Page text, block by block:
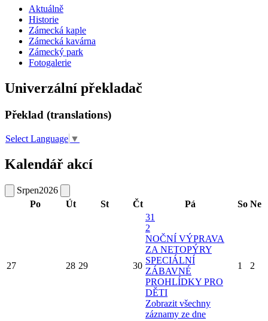
Aktuálně
Historie
Zámecká kaple
Zámecká kavárna
Zámecký park
Fotogalerie
Univerzální překladač
Překlad (translations)
Select Language ▼
Kalendář akcí
Srpen2026
Po
Út St Čt Pá So Ne
27 28 29 30
31
2
NOČNÍ VÝPRAVA
ZA NETOPÝRY
SPECIÁLNÍ
ZÁBAVNÉ
PROHLÍDKY PRO
DĚTI
Zobrazit všechny
záznamy ze dne
1 2